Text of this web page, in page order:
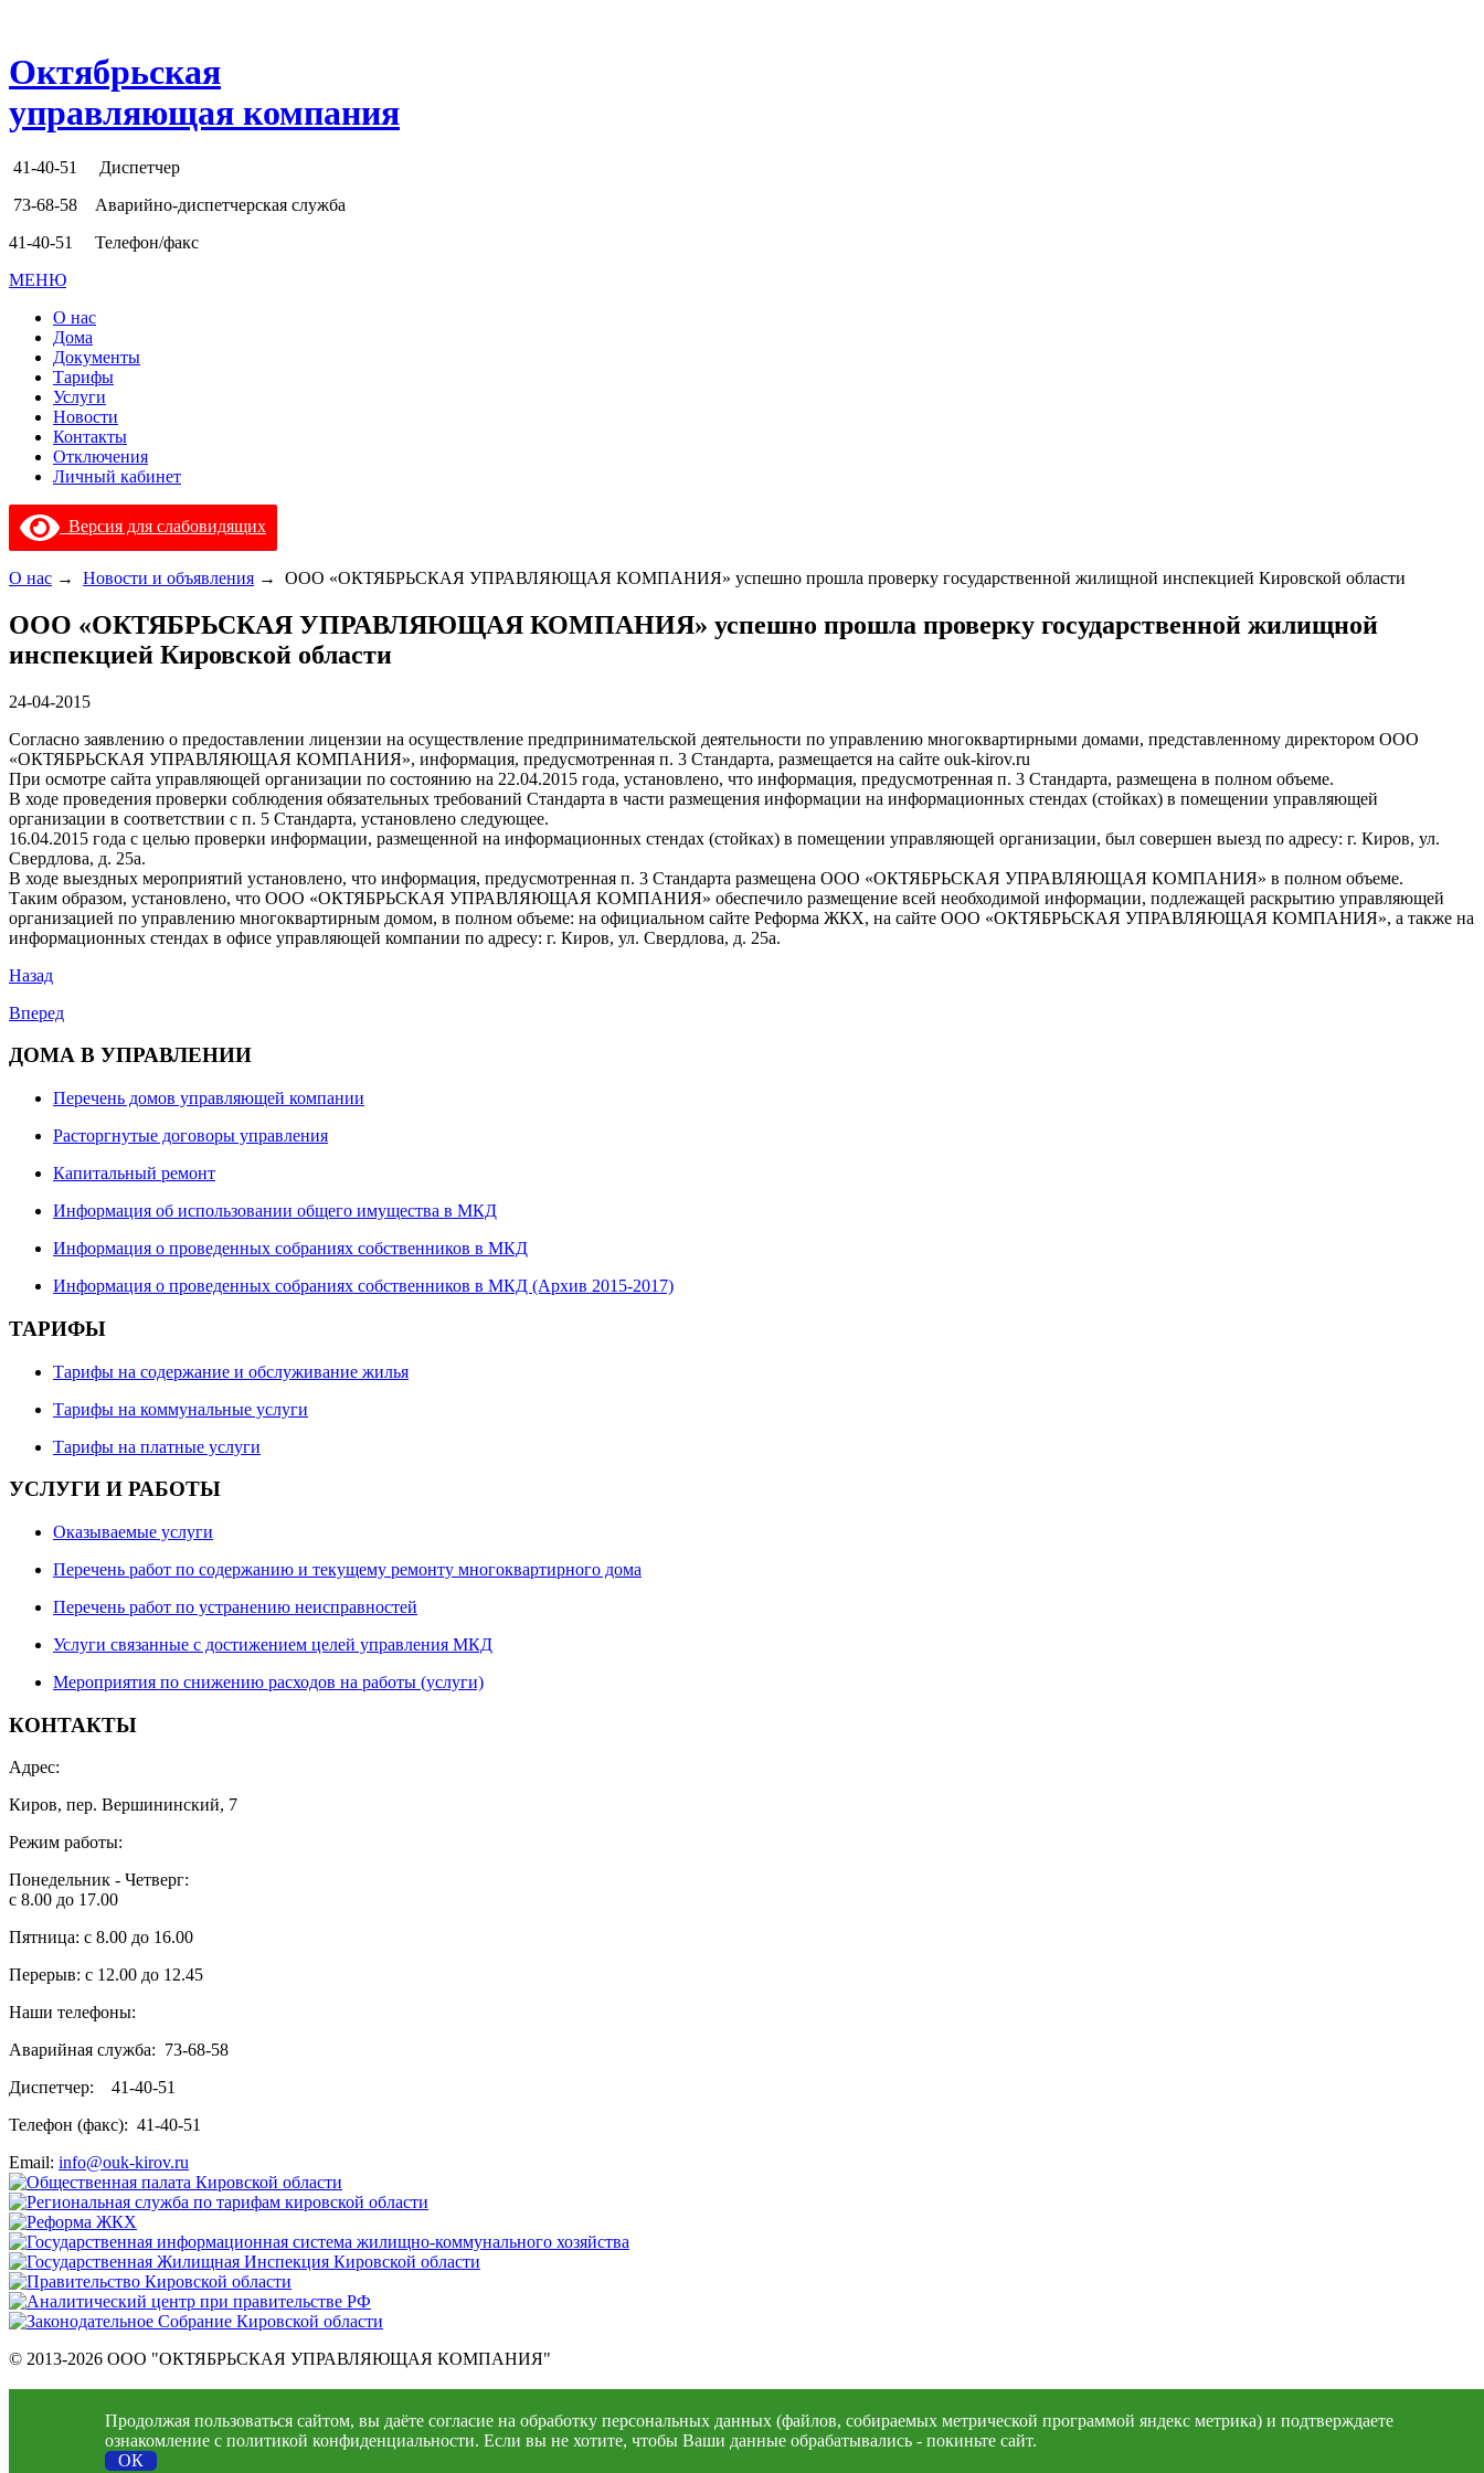
Октябрьская
управляющая компания
41-40-51
Диспетчер
73-68-58 Аварийно-диспетчерская служба
41-40-51
Телефон/факс
МЕНЮ
О нас
Дома
Документы
Тарифы
Услуги
Новости
Контакты
Отключения
Личный кабинет
Версия для слабовидящих
О нас → Новости и объявления → ООО «ОКТЯБРЬСКАЯ УПРАВЛЯЮЩАЯ КОМПАНИЯ» успешно прошла проверку государственной жилищной инспекцией Кировской области
ООО «ОКТЯБРЬСКАЯ УПРАВЛЯЮЩАЯ КОМПАНИЯ» успешно прошла проверку государственной жилищной
инспекцией Кировской области
24-04-2015
Согласно заявлению о предоставлении лицензии на осуществление предпринимательской деятельности по управлению многоквартирными домами, представленному директором ООО
«ОКТЯБРЬСКАЯ УПРАВЛЯЮЩАЯ КОМПАНИЯ», информация, предусмотренная п. 3 Стандарта, размещается на сайте ouk-kirov.ru
При осмотре сайта управляющей организации по состоянию на 22.04.2015 года, установлено, что информация, предусмотренная п. 3 Стандарта, размещена в полном объеме.
В ходе проведения проверки соблюдения обязательных требований Стандарта в части размещения информации на информационных стендах (стойках) в помещении управляющей
организации в соответствии с п. 5 Стандарта, установлено следующее.
16.04.2015 года с целью проверки информации, размещенной на информационных стендах (стойках) в помещении управляющей организации, был совершен выезд по адресу: г. Киров, ул.
Свердлова, д. 25а.
В ходе выездных мероприятий установлено, что информация, предусмотренная п. 3 Стандарта размещена ООО «ОКТЯБРЬСКАЯ УПРАВЛЯЮЩАЯ КОМПАНИЯ» в полном объеме.
Таким образом, установлено, что ООО «ОКТЯБРЬСКАЯ УПРАВЛЯЮЩАЯ КОМПАНИЯ» обеспечило размещение всей необходимой информации, подлежащей раскрытию управляющей
организацией по управлению многоквартирным домом, в полном объеме: на официальном сайте Реформа ЖКХ, на сайте ООО «ОКТЯБРЬСКАЯ УПРАВЛЯЮЩАЯ КОМПАНИЯ», а также на
информационных стендах в офисе управляющей компании по адресу: г. Киров, ул. Свердлова, д. 25а.
Назад
Вперед
ДОМА В УПРАВЛЕНИИ
Перечень домов управляющей компании
Расторгнутые договоры управления
Капитальный ремонт
Информация об использовании общего имущества в МКД
Информация о проведенных собраниях собственников в МКД
Информация о проведенных собраниях собственников в МКД (Архив 2015-2017)
ТАРИФЫ
Тарифы на содержание и обслуживание жилья
Тарифы на коммунальные услуги
Тарифы на платные услуги
УСЛУГИ И РАБОТЫ
Оказываемые услуги
Перечень работ по содержанию и текущему ремонту многоквартирного дома
Перечень работ по устранению неисправностей
Услуги связанные с достижением целей управления МКД
Мероприятия по снижению расходов на работы (услуги)
КОНТАКТЫ
Адрес:
Киров, пер. Вершининский, 7
Режим работы:
Понедельник - Четверг:
с 8.00 до 17.00
Пятница: с 8.00 до 16.00
Перерыв: с 12.00 до 12.45
Наши телефоны:
Аварийная служба: 73-68-58
Диспетчер: 41-40-51
Телефон (факс): 41-40-51
Email: info@ouk-kirov.ru
© 2013-2026 ООО "ОКТЯБРЬСКАЯ УПРАВЛЯЮЩАЯ КОМПАНИЯ"
Политика конфиденциальности
Продолжая пользоваться сайтом, вы даёте согласие на обработку персональных данных (файлов, собираемых метрической программой яндекс метрика) и подтверждаете
ознакомление с политикой конфиденциальности. Если вы не хотите, чтобы Ваши данные обрабатывались - покиньте сайт.
ОК